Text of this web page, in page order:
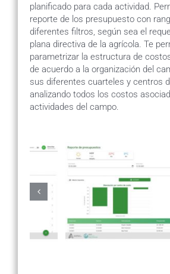
planificado para cada actividad.
reporte de los presupuesto con
diferentes filtros, según sea el
plana directiva de la agrícola. Te
parametrizar la estructura de
de acuerdo a la organización del
sus diferentes cuarteles y centros
analizando todos los costos
actividades del campo.